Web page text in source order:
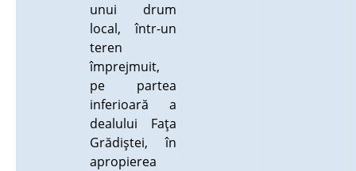
unui drum
local, într-un
teren
împrejmuit,
pe partea
inferioară a
dealului Faţa
Grădiştei, în
apropierea